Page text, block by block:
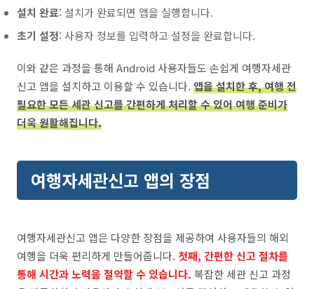
설치 완료: 설치가 완료되면 앱을 실행합니다.
초기 설정: 사용자 정보를 입력하고 설정을 완료합니다.
이와 같은 과정을 통해 Android 사용자들도 손쉽게 여행자세관
신고 앱을 설치하고 이용할 수 있습니다. 앱을 설치한 후, 여행 전
필요한 모든 세관 신고를 간편하게 처리할 수 있어 여행 준비가
더욱 원활해집니다.
여행자세관신고 앱의 장점
여행자세관신고 앱은 다양한 장점을 제공하여 사용자들의 해외
여행을 더욱 편리하게 만들어줍니다. 첫째, 간편한 신고 절차를
통해 시간과 노력을 절약할 수 있습니다. 복잡한 세관 신고 과정